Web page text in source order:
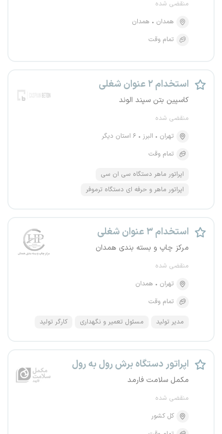
منقضی شده
همدان
همدان
تمام وقت
استخدام ۲ عنوان شغلی
کاسپین بتن سپند الوند
منقضی شده
تهران
البرز
۶ استان دیگر
تمام وقت
اپراتور ماهر دستگاه سی ان سی
اپراتور ماهر و حرفه ای دستگاه ترموفر
استخدام ۳ عنوان شغلی
مرکز چاپ و بسته بندی همدان
منقضی شده
تهران
همدان
تمام وقت
مدیر تولید مسئول تعمیر و نگهداری کارگر تولید
اپراتور دستگاه برش رول به رول
مکمل سلامت فارمد
منقضی شده
کل کشور